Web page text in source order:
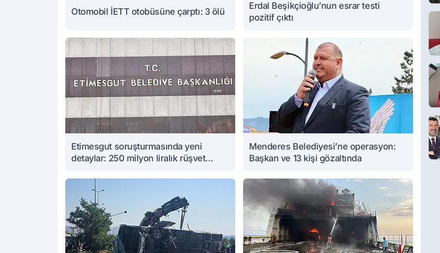
Otomobil İETT otobüsüne çarptı: 3 ölü
Erdal Beşikçioğlu’nun esrar testi
pozitif çıktı
Etimesgut soruşturmasında yeni
detaylar: 250 milyon liralık rüşvet
Menderes Belediyesi’ne operasyon:
Başkan ve 13 kişi gözaltında